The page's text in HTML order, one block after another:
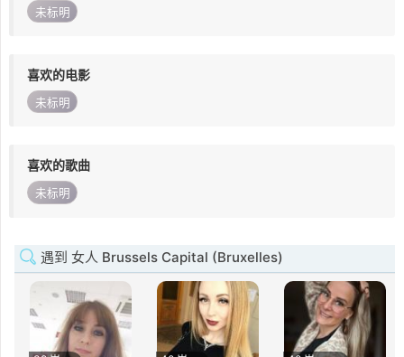
未标明
喜欢的电影
未标明
喜欢的歌曲
未标明
遇到 女人 Brussels Capital (Bruxelles)